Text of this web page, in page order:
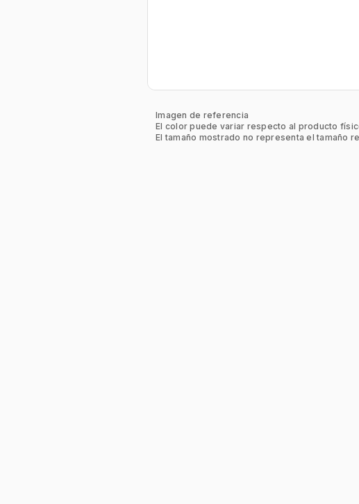
Imagen de referencia
El color puede variar respecto al producto
El tamaño mostrado no representa el tamaño